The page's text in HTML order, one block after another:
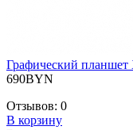
Графический планшет
690BYN
Отзывов: 0
В корзину